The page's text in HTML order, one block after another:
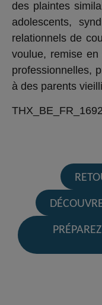
des plaintes
adolescents,
relationnels de
voulue, remise
professionnelles,
à des parents